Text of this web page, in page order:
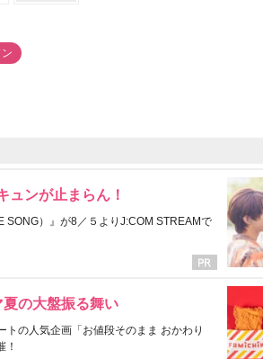
ュンが止まらん！
SONG）』が8／５よりJ:COM STREAMで
の大盤振る舞い
の人気企画「お値段そのまま おかわり
！